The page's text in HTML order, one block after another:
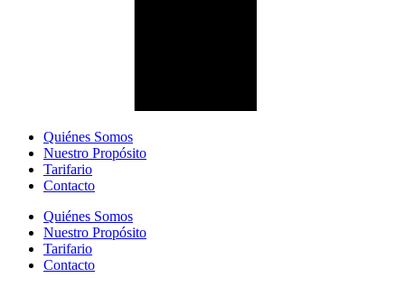
Quiénes Somos
Nuestro Propósito
Tarifario
Contacto
Quiénes Somos
Nuestro Propósito
Tarifario
Contacto